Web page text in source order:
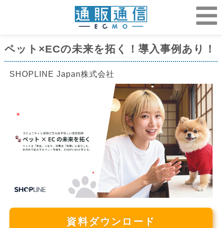
ペット×ECの未来を拓く！導入事例あり！
SHOPLINE Japan株式会社
資料ダウンロード